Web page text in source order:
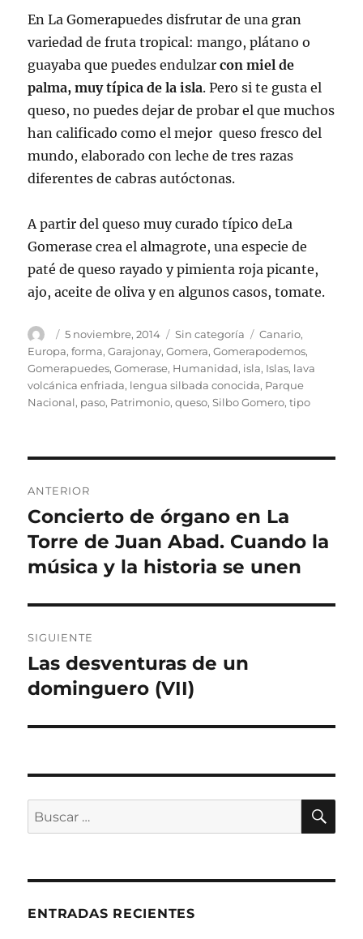
En La Gomerapuedes disfrutar de una gran
variedad de fruta tropical: mango, plátano o
guayaba que puedes endulzarcon miel de
palma, muy típica de la isla. Pero si te gusta el
queso, no puedes dejar de probar el que muchos
han calificado como el mejor queso fresco del
mundo, elaborado con leche de tres razas
diferentes de cabras autóctonas.
A partir del queso muy curado típico deLa
Gomerase crea el almagrote, una especie de
paté de queso rayado y pimienta roja picante,
ajo, aceite de oliva y en algunos casos, tomate.
Autor
Publicado
el
5 noviembre, 2014 Categorías
Sin categoría Etiquetas
Canario,
Europa,forma,Garajonay,Gomera,Gomerapodemos,
Gomerapuedes,Gomerase, Humanidad, isla, Islas, lava
volcánica enfriada, lengua silbada conocida, Parque
Nacional, paso, Patrimonio,queso,Silbo Gomero,tipo
de
entradas
ANTERIOR
Entrada
anterior:
Concierto de órgano en La
Torre de Juan Abad. Cuando la
música y la historia se unen
SIGUIENTE
Entrada
siguiente:
Las desventuras de un
dominguero (VII)
Buscar
por:
ENTRADAS RECIENTES